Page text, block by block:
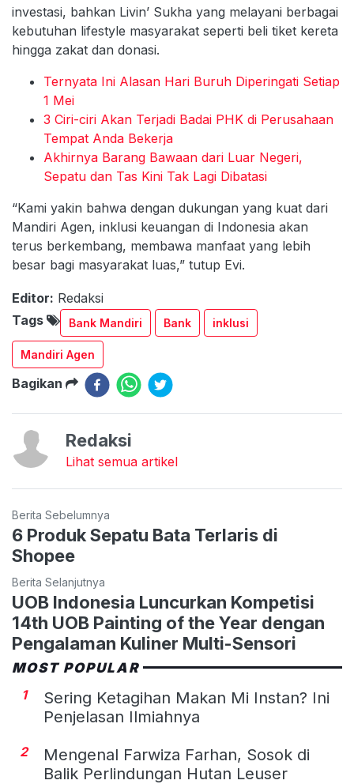
investasi, bahkan Livin’ Sukha yang melayani berbagai
kebutuhan lifestyle masyarakat seperti beli tiket kereta
hingga zakat dan donasi.
Ternyata Ini Alasan Hari Buruh Diperingati Setiap
1 Mei
3 Ciri-ciri Akan Terjadi Badai PHK di Perusahaan
Tempat Anda Bekerja
Akhirnya Barang Bawaan dari Luar Negeri,
Sepatu dan Tas Kini Tak Lagi Dibatasi
“Kami yakin bahwa dengan dukungan yang kuat dari
Mandiri Agen, inklusi keuangan di Indonesia akan
terus berkembang, membawa manfaat yang lebih
besar bagi masyarakat luas,” tutup Evi.
Editor: Redaksi
Tags
Bank Mandiri Bank inklusi
Mandiri Agen
Bagikan
Redaksi
Lihat semua artikel
Berita Sebelumnya
6 Produk Sepatu Bata Terlaris di
Shopee
Berita Selanjutnya
UOB Indonesia Luncurkan Kompetisi
14th UOB Painting of the Year dengan
Pengalaman Kuliner Multi-Sensori
MOST POPULAR
1
Sering Ketagihan Makan Mi Instan? Ini
Penjelasan Ilmiahnya
2
Mengenal Farwiza Farhan, Sosok di
Balik Perlindungan Hutan Leuser